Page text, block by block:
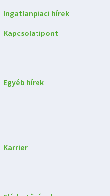
Ingatlanpiaci hírek
Kapcsolatipont
Egyéb hírek
Karrier